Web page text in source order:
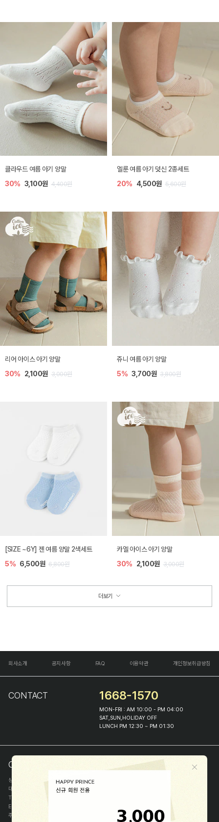
클라우드 여름 아기 양말
30% 3,100원 4,400원
엘룬 여름 아기 덧신 2종세트
20% 4,500원 5,600원
리어 아이스 아기 양말
30% 2,100원 3,000원
쥬니 여름 아기 양말
5% 3,700원 3,800원
[SIZE ~6Y] 젠 여름 양말 2색세트
5% 6,500원 6,800원
카엘 아이스 아기 양말
30% 2,100원 3,000원
더보기
회사소개 공지사항 FAQ 이용약관 개인정보취급방침
CONTACT 1668-1570
MON-FRI : AM 10:00 - PM 04:00
SAT,SUN,HOLIDAY OFF
LUNCH PM 12:30 ~ PM 01:30
COMPANY INFO
상호
(주)해피프린스
대표
이화진
TEL
E-MAIL
주소